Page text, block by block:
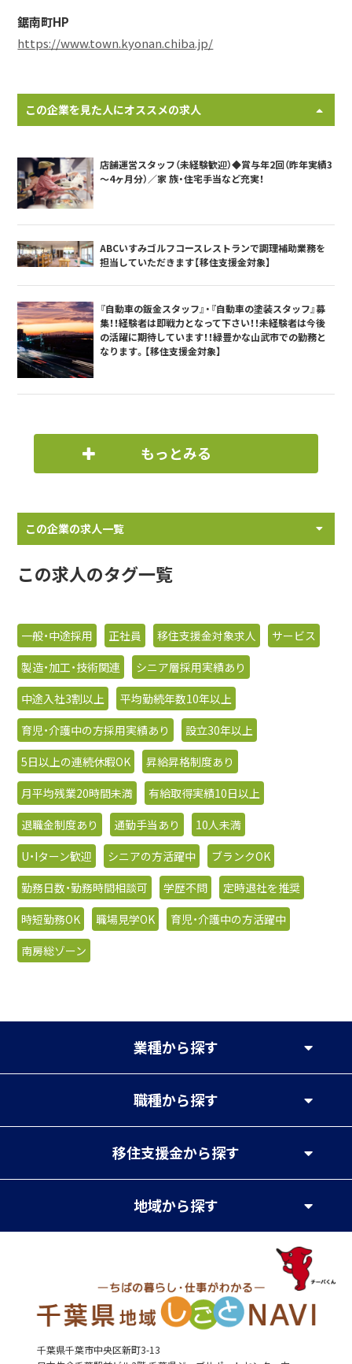
鋸南町HP
https://www.town.kyonan.chiba.jp/
この企業を見た人にオススメの求人
店舗運営スタッフ（未経験歓迎）◆賞与年2回（昨年実績3
～4ヶ月分）／家 族・住宅手当など充実！
ABCいすみゴルフコースレストランで調理補助業務を
担当していただきます【移住支援金対象】
『自動車の鈑金スタッフ』・『自動車の塗装スタッフ』募
集！！経験者は即戦力となって下さい！！未経験者は今後
の活躍に期待しています！！緑豊かな山武市での勤務と
なります。【移住支援金対象】
もっとみる
この企業の求人一覧
この求人のタグ一覧
一般・中途採用 正社員 移住支援金対象求人
サービス
製造・加工・技術関連
シニア層採用実績あり
中途入社3割以上
平均勤続年数10年以上
育児・介護中の方採用実績あり
設立30年以上
5日以上の連続休暇OK
昇給昇格制度あり
月平均残業20時間未満
有給取得実績10日以上
退職金制度あり
通勤手当あり
10人未満
U・Iターン歓迎
シニアの方活躍中
ブランクOK
勤務日数・勤務時間相談可
学歴不問
定時退社を推奨
時短勤務OK
職場見学OK
育児・介護中の方活躍中
南房総ゾーン
業種から探す
職種から探す
移住支援金から探す
地域から探す
千葉県千葉市中央区新町3-13